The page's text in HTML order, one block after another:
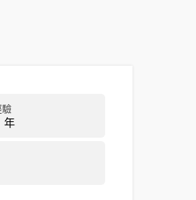
年